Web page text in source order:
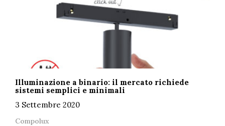
Illuminazione a binario: il mercato richiede
sistemi semplici e minimali
3 Settembre 2020
Compolux